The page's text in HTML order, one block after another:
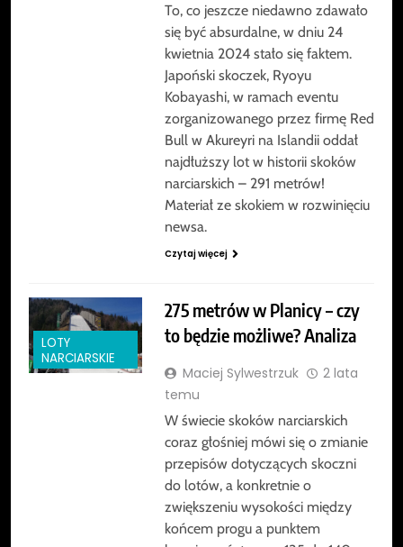
To, co jeszcze niedawno zdawało
się być absurdalne, w dniu 24
kwietnia 2024 stało się faktem.
Japoński skoczek, Ryoyu
Kobayashi, w ramach eventu
zorganizowanego przez firmę Red
Bull w Akureyri na Islandii oddał
najdłuższy lot w historii skoków
narciarskich – 291 metrów!
Materiał ze skokiem w rozwinięciu
newsa.
Czytaj więcej
LOTY
NARCIARSKIE
275 metrów w Planicy – czy
to będzie możliwe? Analiza
Maciej Sylwestrzuk
2 lata
temu
W świecie skoków narciarskich
coraz głośniej mówi się o zmianie
przepisów dotyczących skoczni
do lotów, a konkretnie o
zwiększeniu wysokości między
końcem progu a punktem